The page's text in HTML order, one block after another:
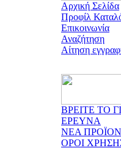
Αρχική Σελίδα
Προφίλ
Επικοινωνία
Αναζήτηση
Αίτηση
ΒΡΕΙΤΕ ΤΟ
ΕΡΕΥΝΑ
ΝΕΑ
ΟΡΟΙ